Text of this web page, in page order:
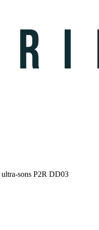
ultra-sons P2R DD03